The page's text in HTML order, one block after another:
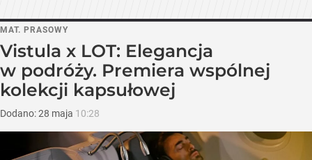
MAT. PRASOWY
Vistula x LOT: Elegancja
w podróży. Premiera wspólnej
kolekcji kapsułowej
Dodano:28 maja 10:28